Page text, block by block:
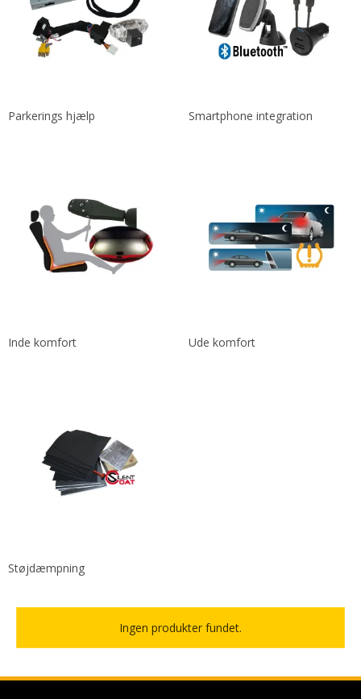
Parkerings hjælp Smartphone integration
Inde komfort Ude komfort
Støjdæmpning
Ingen produkter fundet.